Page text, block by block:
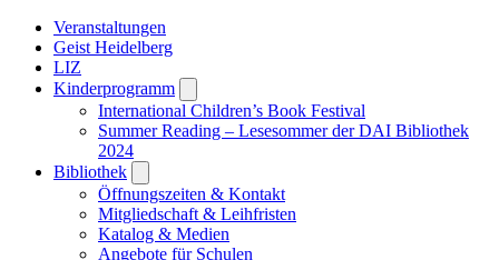
Veranstaltungen
Geist Heidelberg
LIZ
Kinderprogramm
submenu
International Children’s Book Festival
Summer Reading – Lesesommer der DAI Bibliothek
2024
Bibliothek
submenu
Öffnungszeiten & Kontakt
Mitgliedschaft & Leihfristen
Katalog & Medien
Angebote für Schulen